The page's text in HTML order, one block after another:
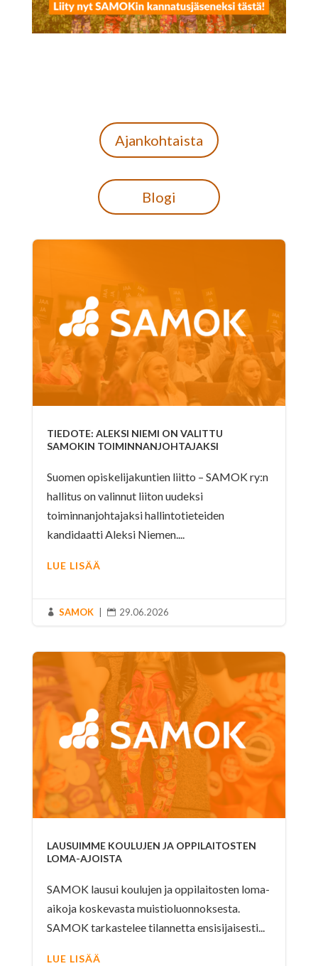
Ajankohtaista
Blogi
TIEDOTE: ALEKSI NIEMI ON VALITTU
SAMOKIN TOIMINNANJOHTAJAKSI
Suomen opiskelijakuntien liitto – SAMOK ry:n
hallitus on valinnut liiton uudeksi
toiminnanjohtajaksi hallintotieteiden
kandidaatti Aleksi Niemen....
LUE LISÄÄ
 SAMOK  29.06.2026
LAUSUIMME KOULUJEN JA OPPILAITOSTEN
LOMA-AJOISTA
SAMOK lausui koulujen ja oppilaitosten loma-
aikoja koskevasta muistioluonnoksesta.
SAMOK tarkastelee tilannetta ensisijaisesti...
LUE LISÄÄ